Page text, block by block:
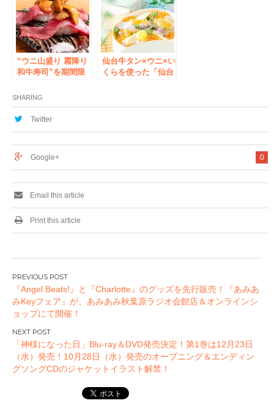
ューを提供開始
『焼肉 一心たん
助』秋葉原店
“ウニ山盛り 霜降り
和牛寿司”を期間限
タンが食べ放題の
『焼肉 一心たん
助』上野本店・秋葉
仙台牛タン×ウニ×い
くらを使った「仙台
題が人気の『一心た
SHARING
Twitter
0
Google+
Email this article
Print this article
投
稿
ナ
ビ
ゲ
ー
シ
『Angel Beats!』と『Charlotte』のグッズを先行販売！『あみあ
みKeyフェア』が、あみあみ秋葉原ラジオ会館店＆オンラインシ
ョップにて開催！
「神様になった日」Blu-ray＆DVD発売決定！第1巻は12月23日
（水）発売！10月28日（水）発売のオープニング＆エンディン
グソングCDのジャケットイラスト解禁！